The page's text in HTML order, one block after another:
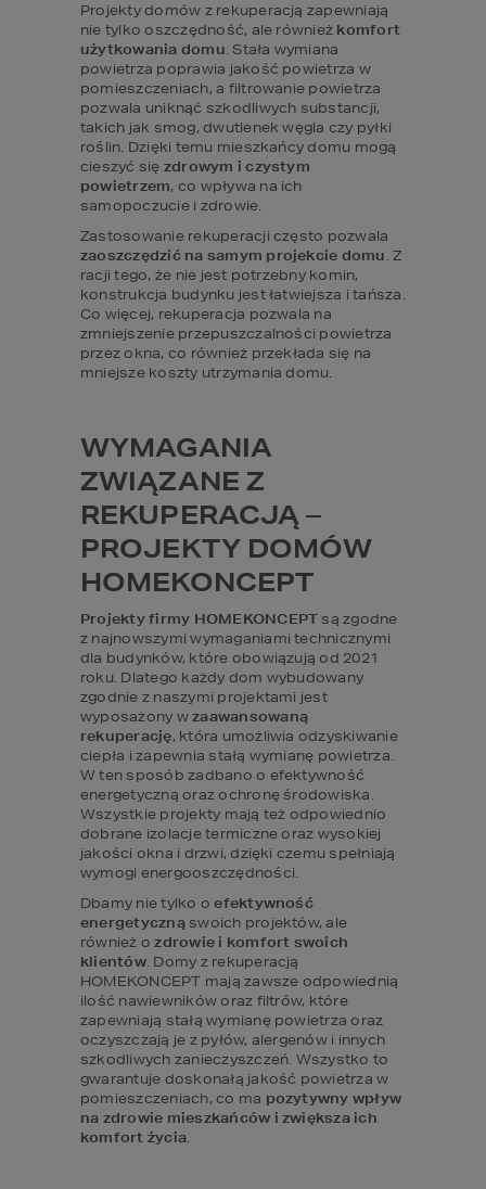
Projekty domów z rekuperacją zapewniają
nie tylko oszczędność, ale również komfort
użytkowania domu. Stała wymiana
powietrza poprawia jakość powietrza w
pomieszczeniach, a filtrowanie powietrza
pozwala uniknąć szkodliwych substancji,
takich jak smog, dwutlenek węgla czy pyłki
roślin. Dzięki temu mieszkańcy domu mogą
cieszyć się zdrowym i czystym
powietrzem, co wpływa na ich
samopoczucie i zdrowie.
zaoszczędzić na samym projekcie domu. Z
racji tego, że nie jest potrzebny komin,
konstrukcja budynku jest łatwiejsza i tańsza.
Co więcej, rekuperacja pozwala na
zmniejszenie przepuszczalności powietrza
przez okna, co również przekłada się na
mniejsze koszty utrzymania domu.
WYMAGANIA
ZWIĄZANE Z
REKUPERACJĄ –
PROJEKTY DOMÓW
HOMEKONCEPT
Projekty firmy HOMEKONCEPT są zgodne
z najnowszymi wymaganiami technicznymi
dla budynków, które obowiązują od 2021
roku. Dlatego każdy dom wybudowany
zgodnie z naszymi projektami jest
wyposażony w zaawansowaną
rekuperację, która umożliwia odzyskiwanie
ciepła i zapewnia stałą wymianę powietrza.
W ten sposób zadbano o efektywność
energetyczną oraz ochronę środowiska.
Wszystkie projekty mają też odpowiednio
dobrane izolacje termiczne oraz wysokiej
jakości okna i drzwi, dzięki czemu spełniają
wymogi energooszczędności.
Dbamy nie tylko o efektywność
energetyczną swoich projektów, ale
również o zdrowie i komfort swoich
klientów. Domy z rekuperacją
HOMEKONCEPT mają zawsze odpowiednią
ilość nawiewników oraz filtrów, które
zapewniają stałą wymianę powietrza oraz
oczyszczają je z pyłów, alergenów i innych
szkodliwych zanieczyszczeń. Wszystko to
gwarantuje doskonałą jakość powietrza w
pomieszczeniach, co ma pozytywny wpływ
na zdrowie mieszkańców i zwiększa ich
komfort życia.